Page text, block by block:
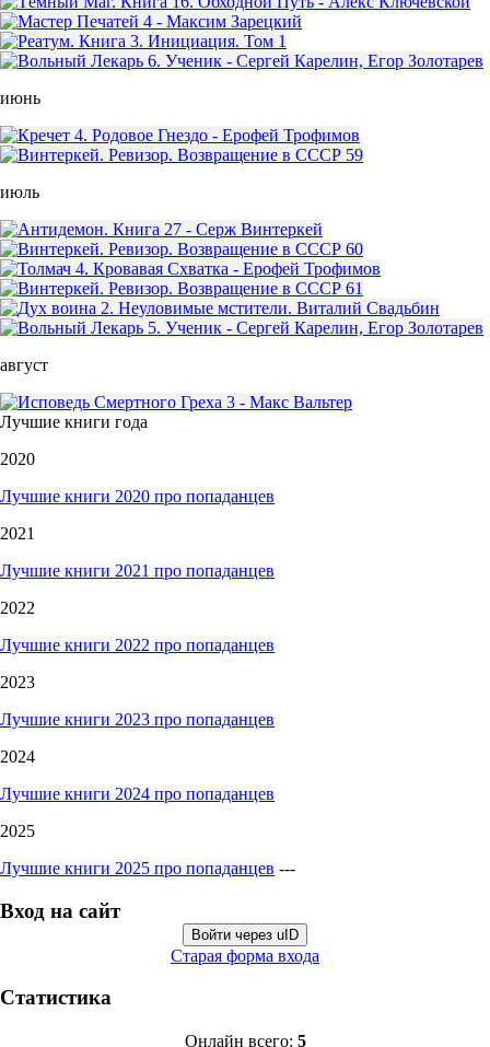
июнь
июль
август
Лучшие книги года
2020
Лучшие книги 2020 про попаданцев
2021
Лучшие книги 2021 про попаданцев
2022
Лучшие книги 2022 про попаданцев
2023
Лучшие книги 2023 про попаданцев
2024
Лучшие книги 2024 про попаданцев
2025
Лучшие книги 2025 про попаданцев ---
Вход на сайт
Войти через uID
Старая форма входа
Статистика
Онлайн всего: 5